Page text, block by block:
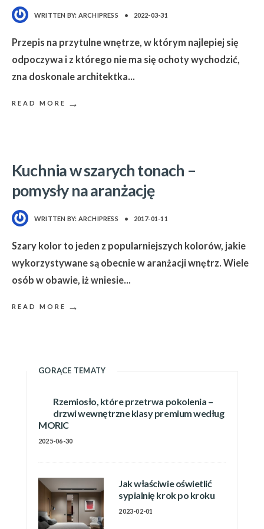
WRITTEN BY: ARCHIPRESS • 2022-03-31
Przepis na przytulne wnętrze, w którym najlepiej się
odpoczywa i z którego nie ma się ochoty wychodzić,
zna doskonale architektka...
READ MORE →
Kuchnia w szarych tonach –
pomysły na aranżację
WRITTEN BY: ARCHIPRESS • 2017-01-11
Szary kolor to jeden z popularniejszych kolorów, jakie
wykorzystywane są obecnie w aranżacji wnętrz. Wiele
osób w obawie, iż wniesie...
READ MORE →
GORĄCE TEMATY
Rzemiosło, które przetrwa pokolenia –
drzwi wewnętrzne klasy premium według
MORIC
2025-06-30
Jak właściwie oświetlić
sypialnię krok po kroku
2023-02-01